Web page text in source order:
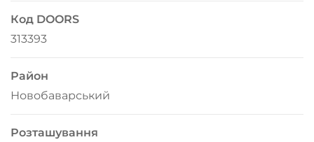
Код DOORS
313393
Район
Новобаварський
Розташування